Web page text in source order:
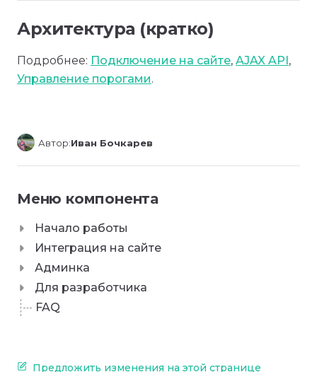
Архитектура (кратко)
Подробнее: Подключение на сайте, AJAX API,
Управление порогами.
Автор:Иван Бочкарев
Меню компонента
Начало работы
Интеграция на сайте
Админка
Для разработчика
FAQ
Предложить изменения на этой странице